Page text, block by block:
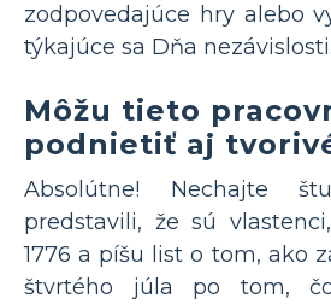
zodpovedajúce hry alebo
týkajúce sa Dňa nezávislosti.
Môžu tieto
podnietiť aj
Absolútne! Nechajte
predstavili, že sú
1776 a píšu list o tom, ako
štvrtého júla po tom,